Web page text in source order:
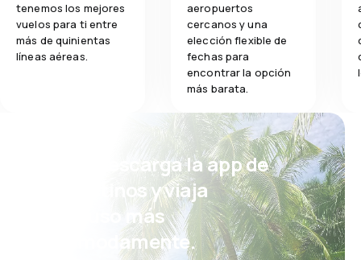
tenemos los mejores
vuelos para ti entre
más de quinientas
líneas aéreas.
aeropuertos
cercanos y una
elección flexible de
fechas para
encontrar la opción
más barata.
¡Eh! Descarga la app de
eDestinos y viaja
incluso más
cómodamente.